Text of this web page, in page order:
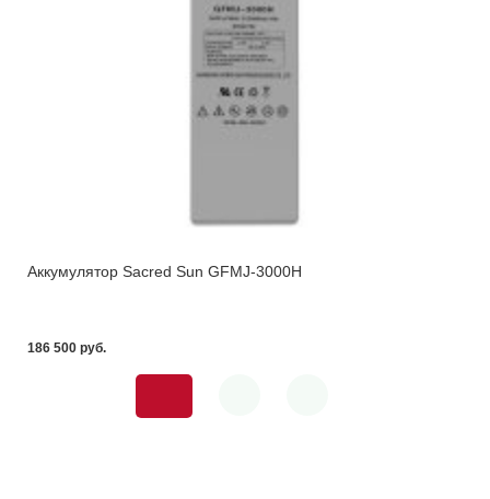
Аккумулятор Sacred Sun GFMJ-3000H
186 500 pуб.